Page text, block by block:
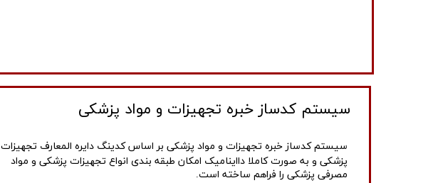
سیستم کدساز خبره تجهیزات و مواد پزشکی
سیستم کدساز خبره تجهیزات و مواد پزشکی بر اساس کدینگ دایره المعارف تجهیزات
پزشکی و به صورت کاملا دااینامیک امکان طبقه بندی انواع تجهیزات پزشکی و مواد
مصرفی پزشکی را فراهم ساخته است.